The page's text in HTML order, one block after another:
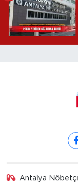
Antalya Nöbetçi